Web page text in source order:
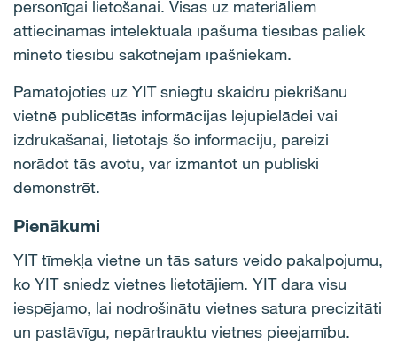
personīgai lietošanai. Visas uz materiāliem
attiecināmās intelektuālā īpašuma tiesības paliek
minēto tiesību sākotnējam īpašniekam.
Pamatojoties uz YIT sniegtu skaidru piekrišanu
vietnē publicētās informācijas lejupielādei vai
izdrukāšanai, lietotājs šo informāciju, pareizi
norādot tās avotu, var izmantot un publiski
demonstrēt.
Pienākumi
YIT tīmekļa vietne un tās saturs veido pakalpojumu,
ko YIT sniedz vietnes lietotājiem. YIT dara visu
iespējamo, lai nodrošinātu vietnes satura precizitāti
un pastāvīgu, nepārtrauktu vietnes pieejamību.